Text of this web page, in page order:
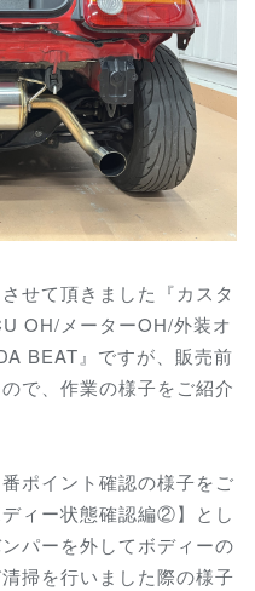
せて頂きました『カスタ
OH/メーターOH/外装オ
BEAT』ですが、販売前
で、作業の様子をご紹介
ポイント確認の様子をご
ィー状態確認編②】とし
パーを外してボディーの
掃を行いました際の様子